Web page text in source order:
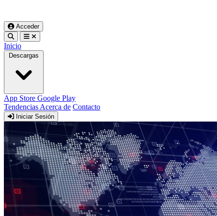
Acceder
Inicio
Descargas
App Store Google Play
Tendencias Acerca de Contacto
Iniciar Sesión